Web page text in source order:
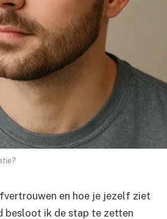
en hoe je jezelf ziet
besloot ik de stap te zetten